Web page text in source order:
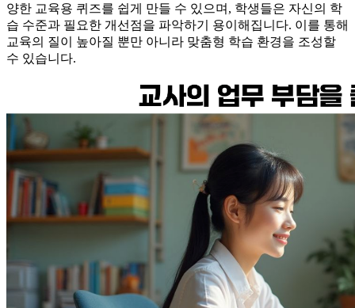
양한 교육용 퀴즈를 쉽게 만들 수 있으며, 학생들은 자신의 학
습 수준과 필요한 개선점을 파악하기 용이해집니다. 이를 통해
교육의 질이 높아질 뿐만 아니라 맞춤형 학습 환경을 조성할
수 있습니다.